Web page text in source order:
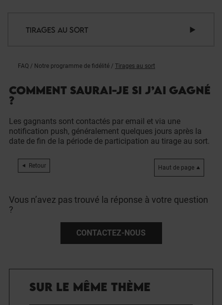
TIRAGES AU SORT
FAQ / Notre programme de fidélité / Tirages au sort
COMMENT SAURAI-JE SI J’AI GAGNÉ
?
Les gagnants sont contactés par email et via une
notification push, généralement quelques jours après la
date de fin de la période de participation au tirage au sort.
Retour Haut de page
Vous n’avez pas trouvé la réponse à votre question
?
CONTACTEZ-NOUS
SUR LE MÊME THÈME